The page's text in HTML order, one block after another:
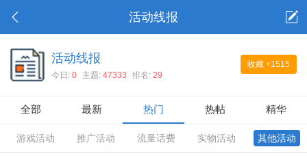
活动线报
收藏 +1515
活动线报
今日: 0 主题: 47333 排名: 29
全部 最新 热门 热帖 精华
游戏活动 推广活动 流量话费 实物活动 其他活动